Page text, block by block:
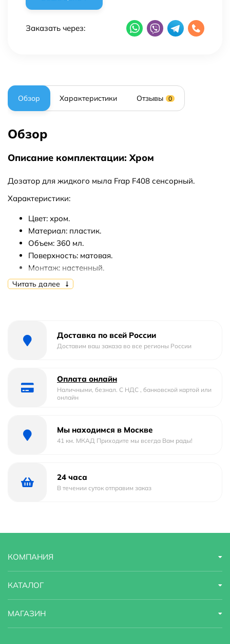
Заказать через:
Обзор Характеристики Отзывы 0
Обзор
Описание комплектации: Хром
Дозатор для жидкого мыла Frap F408 сенсорный.
Характеристики:
Цвет: хром.
Материал: пластик.
Объем: 360 мл.
Поверхность: матовая.
Монтаж: настенный.
В комплекте поставки:
Читать далее
Доставка по всей России
Доставим ваш заказа во все регионы России
Оплата онлайн
Наличными, безнал. С НДС , банковской картой или
онлайн
Мы находимся в Москве
41 км. МКАД Приходите мы всегда Вам рады!
24 часа
В течении суток отправим заказ
КОМПАНИЯ
КАТАЛОГ
МАГАЗИН